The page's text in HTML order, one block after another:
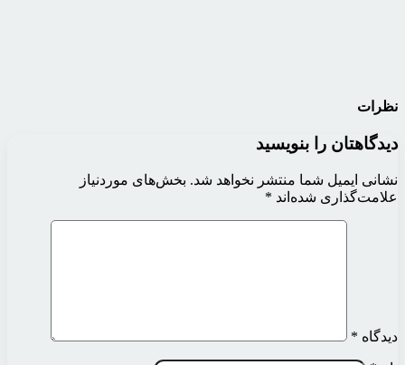
نظرات
دیدگاهتان را بنویسید
نشانی ایمیل شما منتشر نخواهد شد. بخش‌های موردنیاز
علامت‌گذاری شده‌اند *
دیدگاه *